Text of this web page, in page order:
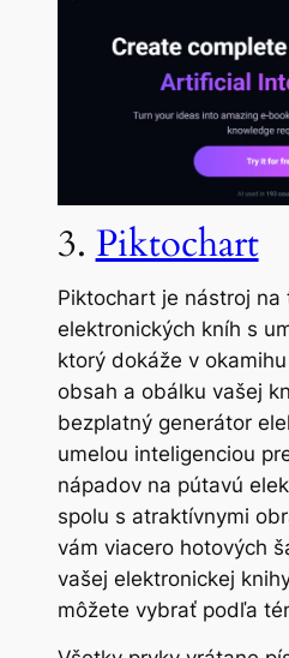
3. Piktochart
Piktochart je nástroj na
elektronických kníh s
ktorý dokáže v
obsah a obálku vašej
bezplatný generátor
umelou inteligenciou
nápadov na pútavú
spolu s atraktívnymi
vám viacero hotových
vašej elektronickej
môžete vybrať podľa